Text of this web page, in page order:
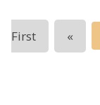
First «